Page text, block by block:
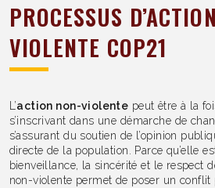
PROCESSUS
VIOLENTE COP21
L’action non-violente peut être à la
s’inscrivant dans une démarche de
s’assurant du soutien de l’opinion
directe de la population. Parce qu’elle
bienveillance, la sincérité et le respect
non-violente permet de poser un conflit